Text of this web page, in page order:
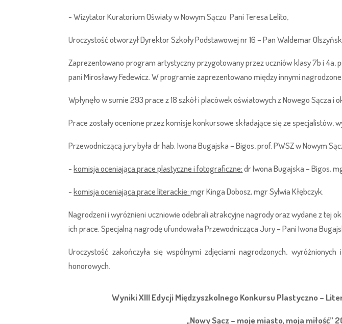
- Wizytator Kuratorium Oświaty w Nowym Sączu Pani Teresa Lelito,
Uroczystość otworzył Dyrektor Szkoły Podstawowej nr 16 – Pan Waldemar
Zaprezentowano program artystyczny przygotowany przez uczniów klasy 7b i 4a,
pani Mirosławy Fedewicz. W programie zaprezentowano między innymi
Wpłynęło w sumie 293 prace z 18 szkół i placówek oświatowych z Nowego Sącza i
Prace zostały ocenione przez komisje konkursowe składające się ze specjalistów,
Przewodniczącą jury była dr hab. Iwona Bugajska – Bigos, prof. PWSZ w Nowym
-komisja oceniająca prace plastyczne i fotograficzne:dr Iwona Bugajska – Bigos,
-komisja oceniająca prace literackie:mgr Kinga Dobosz, mgr Sylwia Kłębczyk.
Nagrodzeni i wyróżnieni uczniowie odebrali atrakcyjne nagrody oraz wydane z tej
ich prace. Specjalną nagrodę ufundowała Przewodnicząca Jury – Pani Iwona
Uroczystość zakończyła się wspólnymi zdjęciami nagrodzonych,
honorowych.
Wyniki XIII Edycji Międzyszkolnego Konkursu Plastyczno –
„Nowy Sącz – moje miasto, moja miłość”